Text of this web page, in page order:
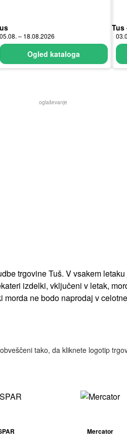
05.08. – 18.08.2026
Ogled kataloga
Tus
oglaševanje
trgovine Tuš. V vsakem
izdelki, vključeni v letak,
ne bodo naprodaj v
tako, da kliknete logotip
Mercator